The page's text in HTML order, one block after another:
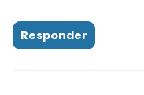
Responder